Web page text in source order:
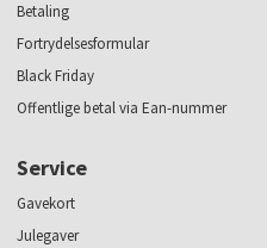
Betaling
Fortrydelsesformular
Black Friday
Offentlige betal via Ean-nummer
Service
Gavekort
Julegaver